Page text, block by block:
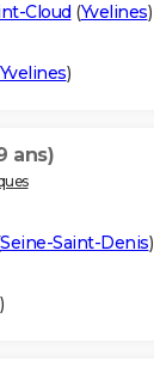
Cloud (Yvelines)
Yvelines)
ans)
Seine-Saint-Denis)
)